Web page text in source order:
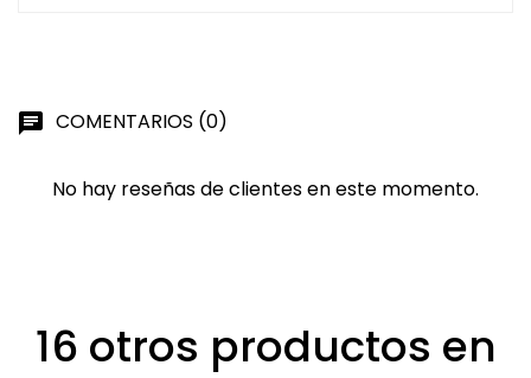
chat COMENTARIOS (0)
No hay reseñas de clientes en este momento.
16 otros productos en